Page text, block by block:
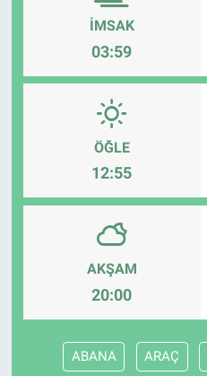
İMSAK
03:59
ÖĞLE
12:55
AKŞAM
20:00
ABANA ARAÇ